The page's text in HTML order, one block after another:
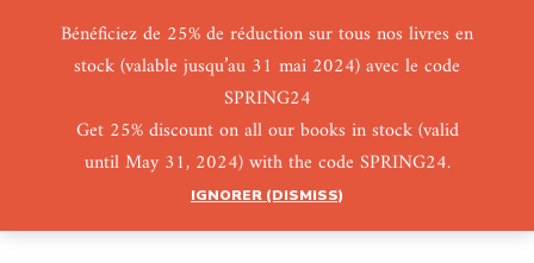
Bénéficiez de 25% de réduction sur tous nos livres en
stock (valable jusqu’au 31 mai 2024) avec le code
SPRING24
Get 25% discount on all our books in stock (valid
until May 31, 2024) with the code SPRING24.
IGNORER (DISMISS)
0 0